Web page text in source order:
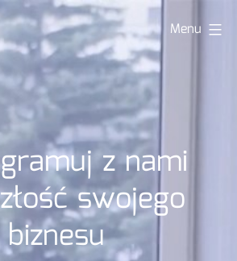
Menu
z nami
swojego
biznesu